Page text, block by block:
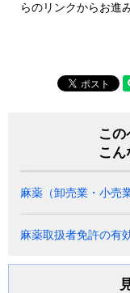
らのリンクからお進
こ
こ
麻薬（卸売業・小売
麻薬取扱者免許の有